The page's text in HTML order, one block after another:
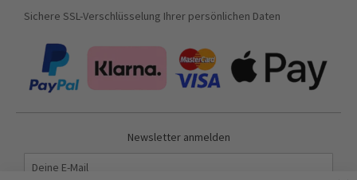
Sichere SSL-Verschlüsselung Ihrer persönlichen Daten
Newsletter anmelden